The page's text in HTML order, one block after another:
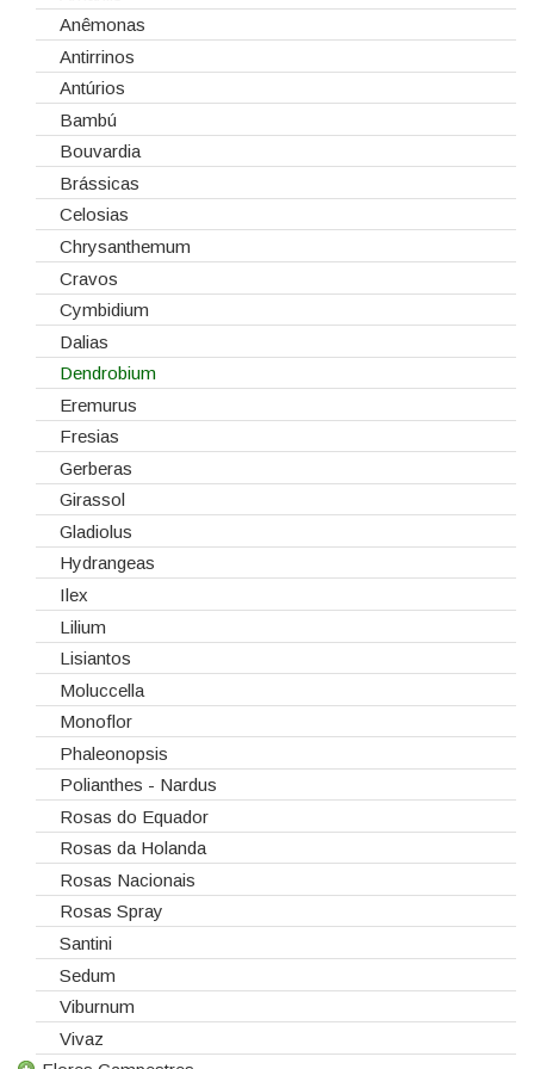
Corantes
Embalagens
Esponjas
Estruturas
Fitas
Gaiolas
Lanternas
Madeiras
Spray
Tabuleiros/Bases
Telas/Tecidos
Vidros
Dia dos Namorados
Natal
Anêmonas
Antirrinos
Antúrios
Bambú
Bouvardia
Brássicas
Celosias
Chrysanthemum
Cravos
Cymbidium
Dalias
Dendrobium
Eremurus
Fresias
Gerberas
Girassol
Gladiolus
Hydrangeas
Ilex
Lilium
Lisiantos
Moluccella
Monoflor
Phaleonopsis
Polianthes - Nardus
Rosas do Equador
Rosas da Holanda
Rosas Nacionais
Rosas Spray
Santini
Sedum
Viburnum
Vivaz